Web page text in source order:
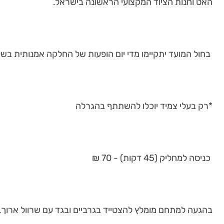
בחול המועד יתקיימו מדי יום הופעות של החלקה אמנותית בשעות 12:30
*רק בעלי צמיד יוכלו להשתתף בהגרלה
כניסה למחליק (45 דקות) - 70 ₪
בהגעה למתחם מומלץ להצטייד בגרביים ובגד עם שרוול